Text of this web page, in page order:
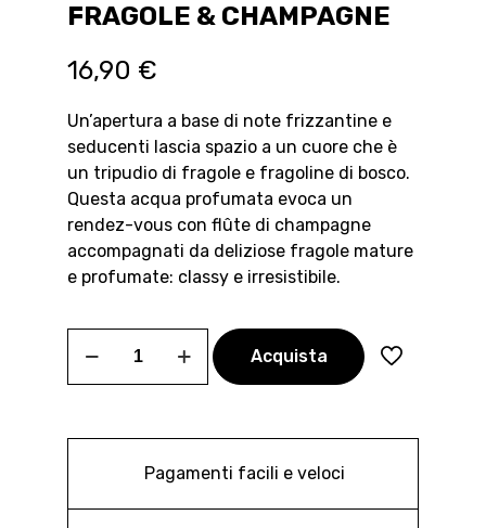
FRAGOLE & CHAMPAGNE
16,90 €
Un’apertura a base di note frizzantine e
seducenti lascia spazio a un cuore che è
un tripudio di fragole e fragoline di bosco.
Questa acqua profumata evoca un
rendez-vous con flûte di champagne
accompagnati da deliziose fragole mature
e profumate: classy e irresistibile.
CHAMPAGNE
Acquista
Pagamenti facili e veloci